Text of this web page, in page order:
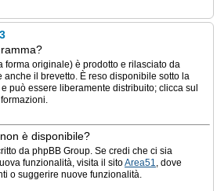
forma originale) è prodotto e rilasciato da
anche il brevetto. È reso disponibile sotto la
può essere liberamente distribuito; clicca sul
è disponibile?
da phpBB Group. Se credi che ci sia
funzionalità, visita il sitoArea51, dove
o suggerire nuove funzionalità.